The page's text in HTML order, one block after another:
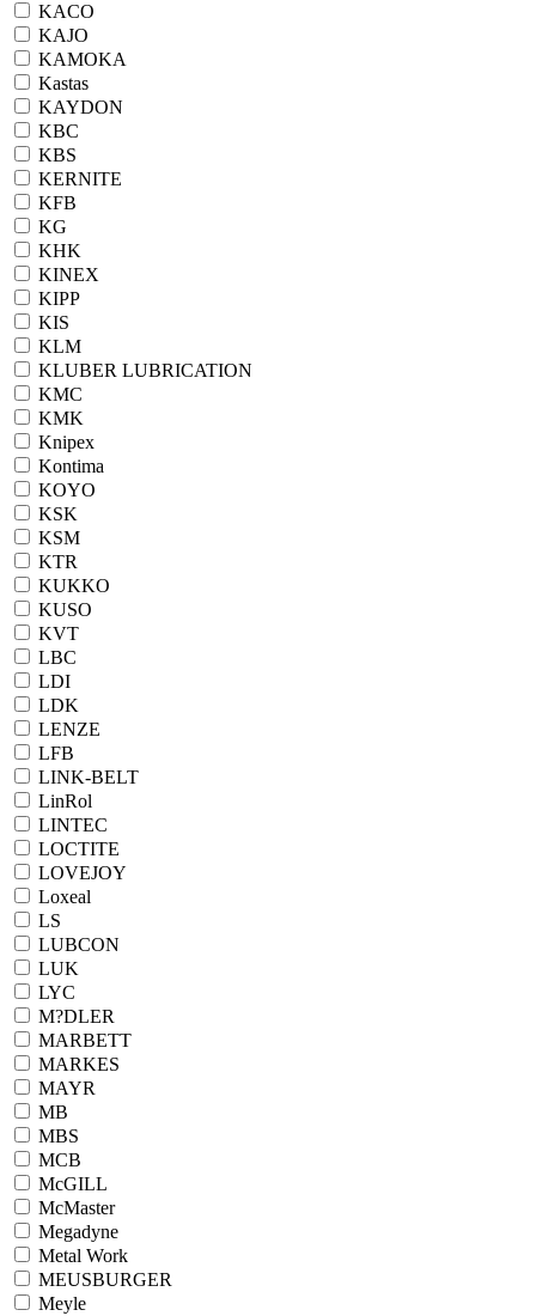
KACO
KAJO
KAMOKA
Kastas
KAYDON
KBC
KBS
KERNITE
KFB
KG
KHK
KINEX
KIPP
KIS
KLM
KLUBER LUBRICATION
KMC
KMK
Knipex
Kontima
KOYO
KSK
KSM
KTR
KUKKO
KUSO
KVT
LBC
LDI
LDK
LENZE
LFB
LINK-BELT
LinRol
LINTEC
LOCTITE
LOVEJOY
Loxeal
LS
LUBCON
LUK
LYC
M?DLER
MARBETT
MARKES
MAYR
MB
MBS
MCB
McGILL
McMaster
Megadyne
Metal Work
MEUSBURGER
Meyle